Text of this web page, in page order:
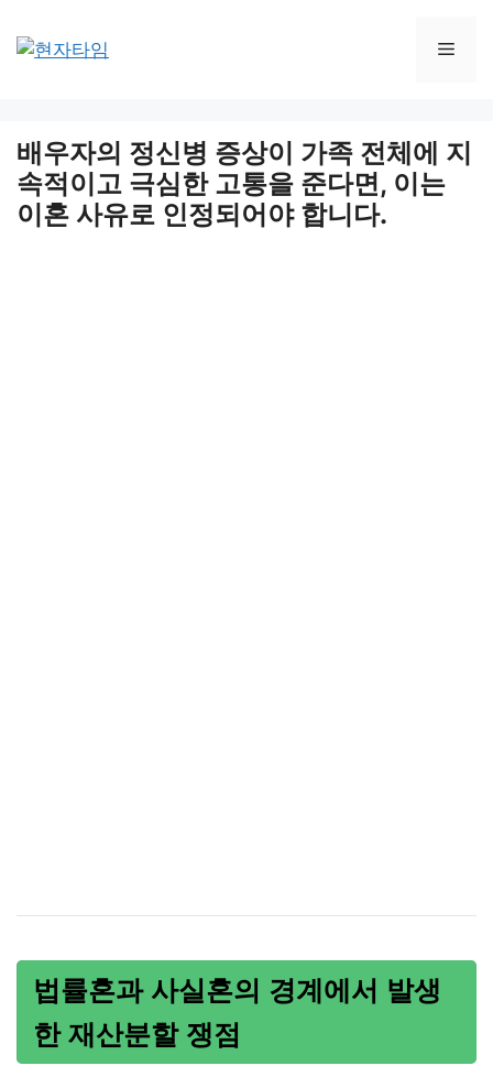
배우자의 정신병 증상이 가족 전체에 지
속적이고 극심한 고통을 준다면, 이는
이혼 사유로 인정되어야 합니다.
법률혼과 사실혼의 경계에서 발생
한 재산분할 쟁점